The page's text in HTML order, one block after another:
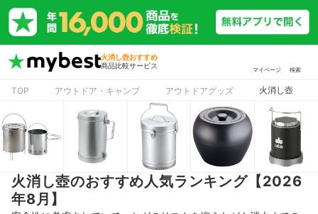
火消し壺おすすめ
商品比較サービス
マイページ 検索
TOP アウトドア・キャンプ アウトドアグッズ 火消し壺
火消し壺のおすすめ人気ランキング【2026
年8月】